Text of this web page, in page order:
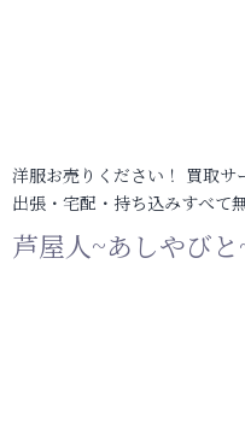
洋服お売りください！ 買取サ
出張・宅配・持ち込みすべて
芦屋人~あしやびと